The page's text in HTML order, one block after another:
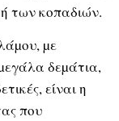
των κοπαδιών.
µε
δεµάτια,
είναι η
που